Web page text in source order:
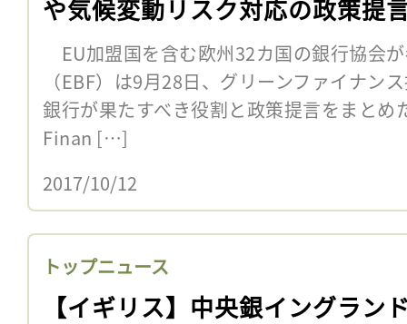
や気候変動リスク対応の政策提
表
EU加盟国を含む欧州32カ国の銀行協会
（EBF）は9月28日、グリーンファイナン
銀行が果たすべき役割と政策提言をまと
Finan […]
2017/10/12
トップニュース
【イギリス】中央銀イングラン